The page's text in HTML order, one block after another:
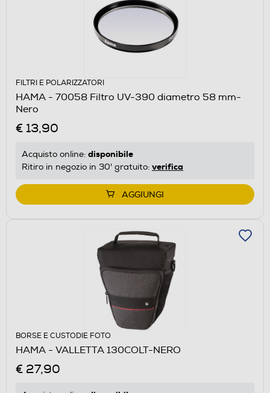
FILTRI E POLARIZZATORI
HAMA - 70058 Filtro UV-390 diametro 58 mm-
Nero
€ 13,90
Acquisto online: disponibile
Ritiro in negozio in 30' gratuito: verifica
AGGIUNGI
BORSE E CUSTODIE FOTO
HAMA - VALLETTA 130COLT-NERO
€ 27,90